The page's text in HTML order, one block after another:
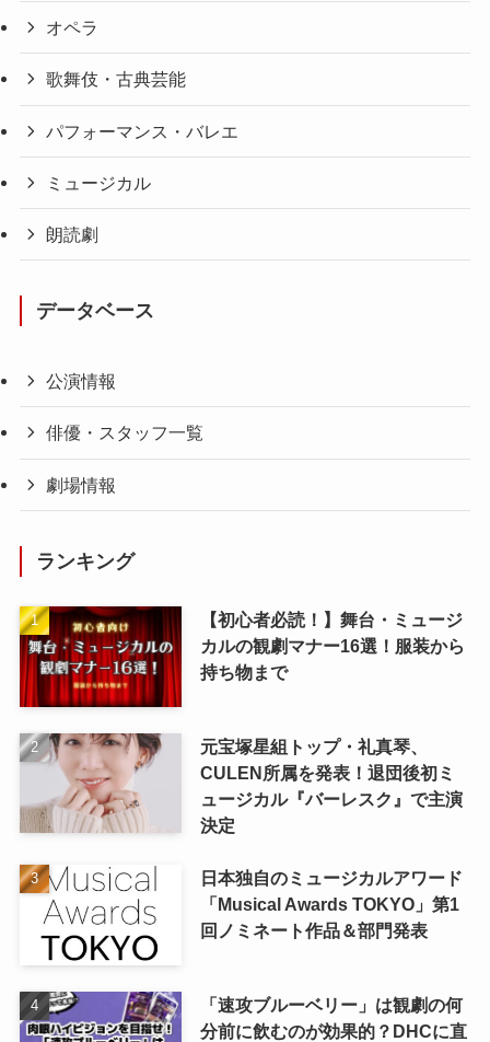
オペラ
歌舞伎・古典芸能
パフォーマンス・バレエ
ミュージカル
朗読劇
データベース
公演情報
俳優・スタッフ一覧
劇場情報
ランキング
【初心者必読！】舞台・ミュージ
カルの観劇マナー16選！服装から
持ち物まで
元宝塚星組トップ・礼真琴、
CULEN所属を発表！退団後初ミ
ュージカル『バーレスク』で主演
決定
日本独自のミュージカルアワード
「Musical Awards TOKYO」第1
回ノミネート作品＆部門発表
「速攻ブルーベリー」は観劇の何
分前に飲むのが効果的？DHCに直